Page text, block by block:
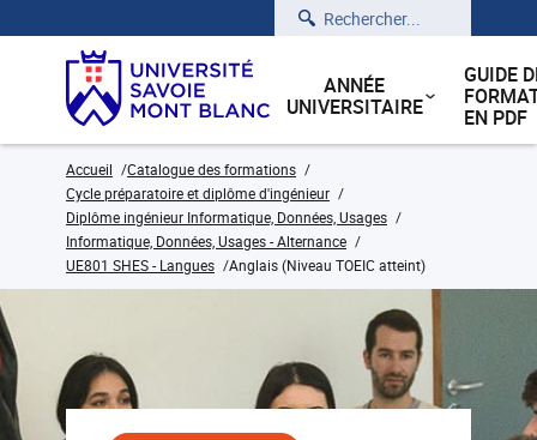
Rechercher
ANNÉE
UNIVERSITAIRE
GUIDE
EN PDF
Accueil
Catalogue des formations
Cycle préparatoire et diplôme d'ingénieur
Diplôme ingénieur Informatique, Données, Usages
Informatique, Données, Usages - Alternance
UE801 SHES - Langues
Anglais (Niveau TOEIC atteint)